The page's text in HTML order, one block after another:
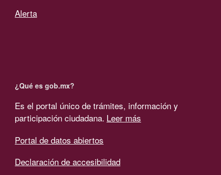
Alerta
¿Qué es gob.mx?
Es el portal único de trámites, información y
participación ciudadana. Leer más
Portal de datos abiertos
Declaración de accesibilidad